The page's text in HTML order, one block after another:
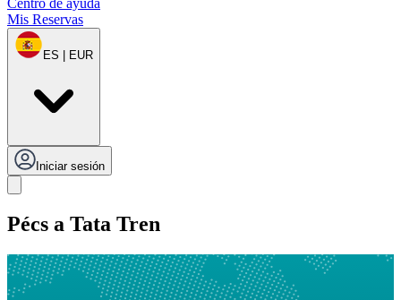
Centro de ayuda
Mis Reservas
ES | EUR
Iniciar sesión
Pécs a Tata Tren